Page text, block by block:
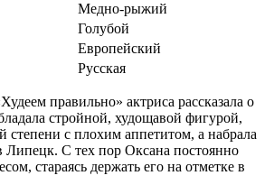
Медно-рыжий
Голубой
Европейский
Русская
правильно» актриса рассказала о
стройной, худощавой фигурой,
степени с плохим аппетитом, а набрала
Липецк. С тех пор Оксана постоянно
стараясь держать его на отметке в